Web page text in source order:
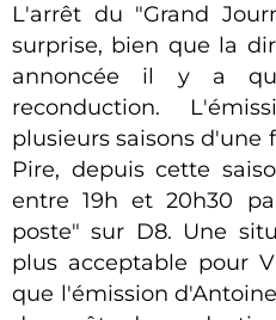
L'arrêt du "Grand
surprise, bien que la
annoncée il y a
reconduction.
plusieurs saisons d'une
Pire, depuis cette
entre 19h et 20h30
poste" sur D8. Une
plus acceptable pour
que l'émission